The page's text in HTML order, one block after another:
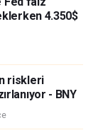
ifade
FXStreet
analiz, fiyatlar
çalışanlar,
yorumu olarak
FXStreet bu tür
4.350$
riskleri
- BNY